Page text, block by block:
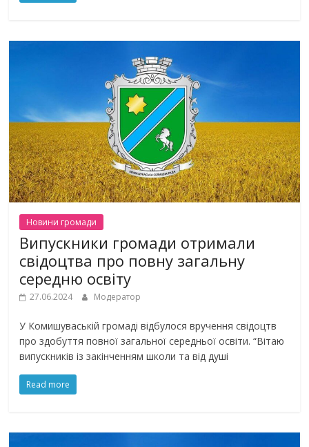
Новини громади
Випускники громади отримали
свідоцтва про повну загальну
середню освіту
27.06.2024 Модератор
У Комишуваській громаді відбулося вручення свідоцтв
про здобуття повної загальної середньої освіти. “Вітаю
випускників із закінченням школи та від душі
Read more